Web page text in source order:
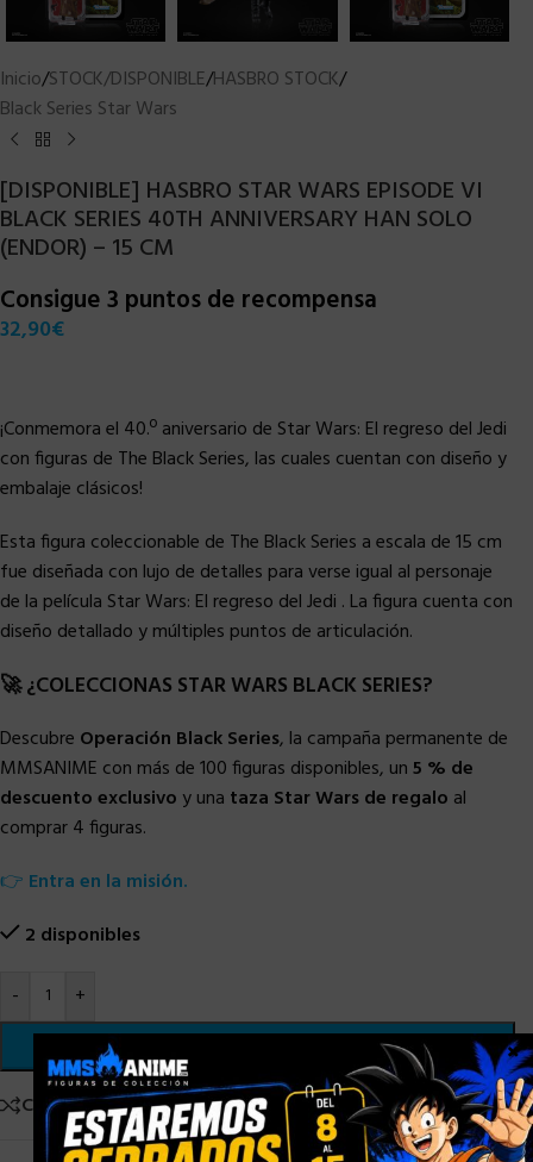
Inicio/STOCK/DISPONIBLE/HASBRO STOCK/
Black Series Star Wars
[DISPONIBLE] HASBRO STAR WARS EPISODE VI
BLACK SERIES 40TH ANNIVERSARY HAN SOLO
(ENDOR) – 15 CM
Consigue 3 puntos de recompensa
32,90€
¡Conmemora el 40.º aniversario de Star Wars: El regreso del Jedi
con figuras de The Black Series, las cuales cuentan con diseño y
embalaje clásicos!
Esta figura coleccionable de The Black Series a escala de 15 cm
fue diseñada con lujo de detalles para verse igual al personaje
de la película Star Wars: El regreso del Jedi . La figura cuenta con
diseño detallado y múltiples puntos de articulación.
🚀 ¿COLECCIONAS STAR WARS BLACK SERIES?
Descubre Operación Black Series, la campaña permanente de
MMSANIME con más de 100 figuras disponibles, un5 % de
descuento exclusivo y una taza Star Wars de regalo al
comprar 4 figuras.
👉 Entra en la misión.
2 disponibles
-
+
Comparar Añadir a la lista de deseos
×